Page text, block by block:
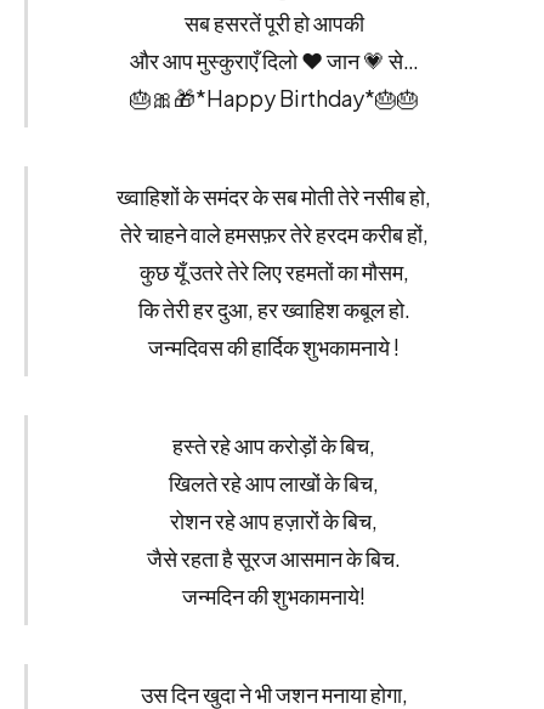
सब हसरतें पूरी हो आपकी
और आप मुस्कुराएँ दिलो ❤️ जान 💗 से…
🎂🎀🎁*Happy Birthday*🎂🎂
ख्वाहिशों के समंदर के सब मोती तेरे नसीब हो,
तेरे चाहने वाले हमसफ़र तेरे हरदम करीब हों,
कुछ यूँ उतरे तेरे लिए रहमतों का मौसम,
कि तेरी हर दुआ, हर ख्वाहिश कबूल हो.
जन्मदिवस की हार्दिक शुभकामनाये !
हस्ते रहे आप करोड़ों के बिच,
खिलते रहे आप लाखों के बिच,
रोशन रहे आप हज़ारों के बिच,
जैसे रहता है सूरज आसमान के बिच.
जन्मदिन की शुभकामनाये!
उस दिन खुदा ने भी जशन मनाया होगा,